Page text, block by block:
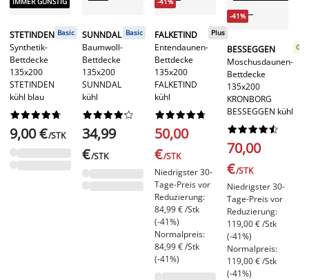
STETINDEN
Synthetik-
Bettdecke
135x200
STETINDEN
kühl blau
Basic






9,00 €/STK
SUNNDAL
Baumwoll-
Bettdecke
135x200
SUNNDAL
kühl
Basic






34,99
€/STK
FALKETIND
Entendaunen-
Bettdecke
135x200
FALKETIND
kühl
Plus






50,00
€/STK
Niedrigster 30-
Tage-Preis vor
Reduzierung:
84,99 € /Stk
(-41%)
Normalpreis:
84,99 € /Stk
(-41%)
-41%
BESSEGGEN
Moschusdaunen-
Bettdecke
135x200
KRONBORG
BESSEGGEN kühl






70,00
€/STK
Niedrigster 30-
Tage-Preis vor
Reduzierung:
119,00 € /Stk
(-41%)
Normalpreis:
119,00 € /Stk
(-41%)